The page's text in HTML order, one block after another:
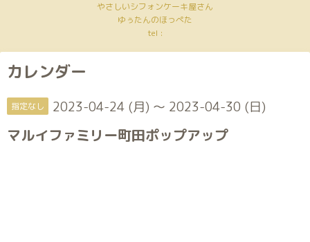
やさしいシフォンケーキ屋さん
ゆぅたんのほっぺた
tel :
カレンダー
指定なし 2023-04-24 (月) ～ 2023-04-30 (日)
マルイファミリー町田ポップアップ